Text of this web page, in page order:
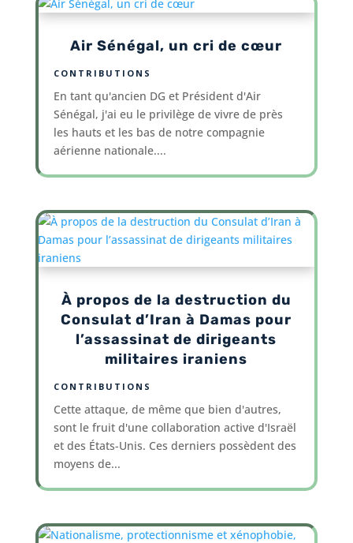
Air Sénégal, un cri de cœur
CONTRIBUTIONS
En tant qu'ancien DG et Président d'Air
Sénégal, j'ai eu le privilège de vivre de près
les hauts et les bas de notre compagnie
aérienne nationale....
À propos de la destruction du
Consulat d’Iran à Damas pour
l’assassinat de dirigeants
militaires iraniens
CONTRIBUTIONS
Cette attaque, de même que bien d'autres,
sont le fruit d'une collaboration active d'Israël
et des États-Unis. Ces derniers possèdent des
moyens de...